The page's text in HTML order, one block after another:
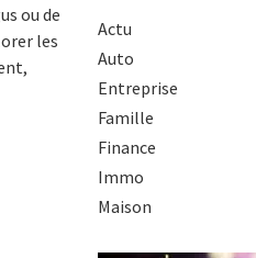
ou de
les
Actu
Auto
Entreprise
Famille
Finance
Immo
Maison